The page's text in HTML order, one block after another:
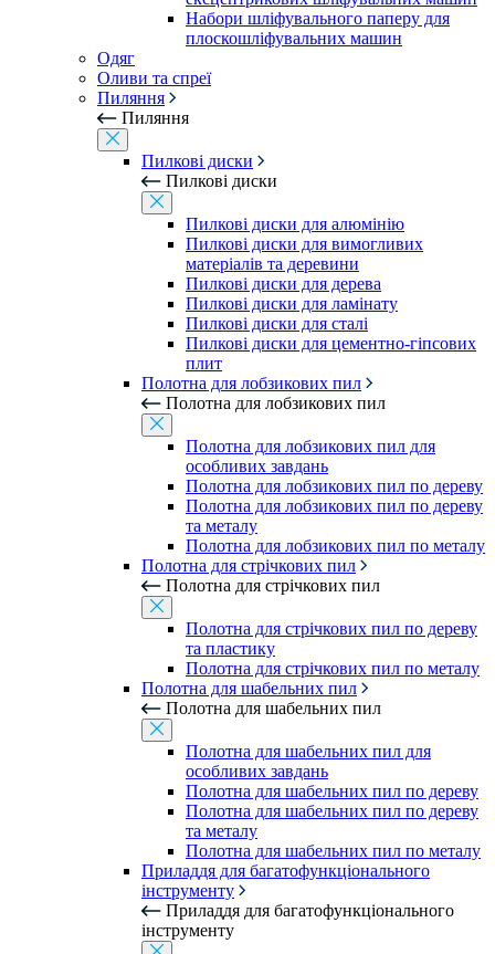
Набори шліфувального паперу для
плоскошліфувальних машин
Одяг
Оливи та спреї
Пиляння
Пиляння
Пилкові диски
Пилкові диски
Пилкові диски для алюмінію
Пилкові диски для вимогливих
матеріалів та деревини
Пилкові диски для дерева
Пилкові диски для ламінату
Пилкові диски для сталі
Пилкові диски для цементно-гіпсових
плит
Полотна для лобзикових пил
Полотна для лобзикових пил
Полотна для лобзикових пил для
особливих завдань
Полотна для лобзикових пил по дереву
Полотна для лобзикових пил по дереву
та металу
Полотна для лобзикових пил по металу
Полотна для стрічкових пил
Полотна для стрічкових пил
Полотна для стрічкових пил по дереву
та пластику
Полотна для стрічкових пил по металу
Полотна для шабельних пил
Полотна для шабельних пил
Полотна для шабельних пил для
особливих завдань
Полотна для шабельних пил по дереву
Полотна для шабельних пил по дереву
та металу
Полотна для шабельних пил по металу
Приладдя для багатофункціонального
інструменту
Приладдя для багатофункціонального
інструменту